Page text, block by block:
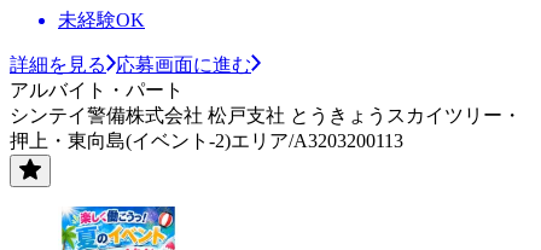
未経験OK
詳細を見る
応募画面に進む
アルバイト・パート
シンテイ警備株式会社 松戸支社 とうきょうスカイツリー・
押上・東向島(イベント-2)エリア/A3203200113